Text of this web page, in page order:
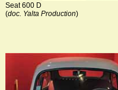
Seat 600 D
(doc. Yalta Production)